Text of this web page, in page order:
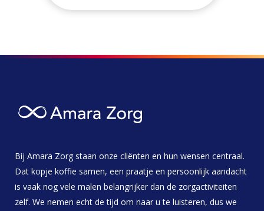
Bij Amara Zorg staan onze cliënten en hun wensen centraal.
Dat kopje koffie samen, een praatje en persoonlijk aandacht
is vaak nog vele malen belangrijker dan de zorgactiviteiten
zelf. We nemen echt de tijd om naar u te luisteren, dus we